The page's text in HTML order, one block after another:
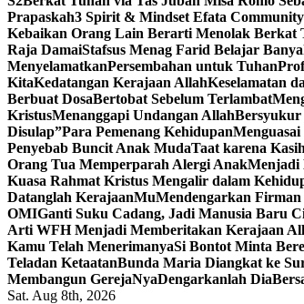
Prapaskah3 Spirit & Mindset Efata Community
Kebaikan Orang Lain Berarti Menolak Berkat
Raja DamaiStafsus Menag Farid Belajar
MenyelamatkanPersembahan untuk Tuhan
KitaKedatangan Kerajaan AllahKeselamatan
Berbuat DosaBertobat Sebelum Terlambat
KristusMenanggapi Undangan AllahBersyukur
Disulap”Para Pemenang Kehidupan
Penyebab Buncit Anak MudaTaat karena Kasih
Orang Tua Memperparah Alergi AnakMenjadi
Kuasa Rahmat Kristus Mengalir dalam
Datanglah KerajaanMuMendengarkan Firman
OMIGanti Suku Cadang, Jadi Manusia Baru
Arti WFH Menjadi Memberitakan Kerajaan
Kamu Telah MenerimanyaSi Bontot Minta
Teladan KetaatanBunda Maria Diangkat ke
Membangun GerejaNyaDengarkanlah Dia
Sat. Aug 8th, 2026